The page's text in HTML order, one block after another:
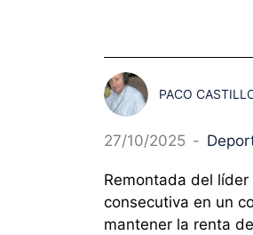
PACO
27/10/2025 -
Remontada del
consecutiva en un
mantener la renta